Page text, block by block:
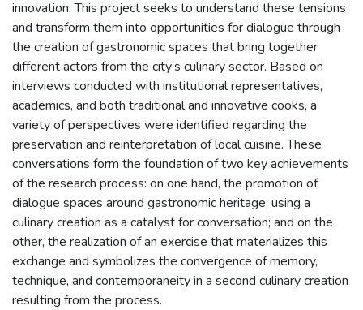
innovation. This project seeks to understand these tensions
and transform them into opportunities for dialogue through
the creation of gastronomic spaces that bring together
different actors from the city’s culinary sector. Based on
interviews conducted with institutional representatives,
academics, and both traditional and innovative cooks, a
variety of perspectives were identified regarding the
preservation and reinterpretation of local cuisine. These
conversations form the foundation of two key achievements
of the research process: on one hand, the promotion of
dialogue spaces around gastronomic heritage, using a
culinary creation as a catalyst for conversation; and on the
other, the realization of an exercise that materializes this
exchange and symbolizes the convergence of memory,
technique, and contemporaneity in a second culinary creation
resulting from the process.